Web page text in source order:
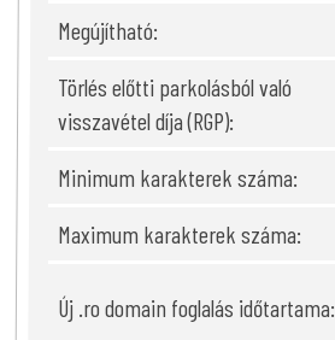
Megújítható:
Törlés előtti parkolásból való
visszavétel díja (RGP):
Minimum karakterek száma:
Maximum karakterek száma:
Új .ro domain foglalás időtartama: